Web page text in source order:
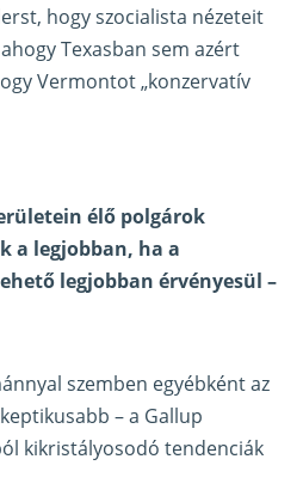
hogy szocialista nézeteit
Texasban sem azért
Vermontot „konzervatív
élő polgárok
a legjobban, ha a
legjobban érvényesül –
szemben egyébként az
– a Gallup
kikristályosodó tendenciák